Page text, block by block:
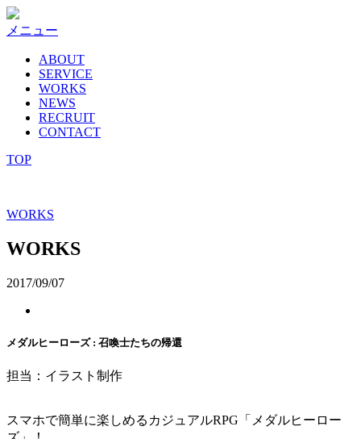
コ
ン
プ
メニュー
ABOUT
SERVICE
WORKS
NEWS
RECRUIT
CONTACT
TOP
WORKS
WORKS
2017/09/07
メダルヒーローズ : 召喚士たちの帰還
担当：イラスト制作
スマホで簡単に楽しめるカジュアルRPG「メダルヒーロー